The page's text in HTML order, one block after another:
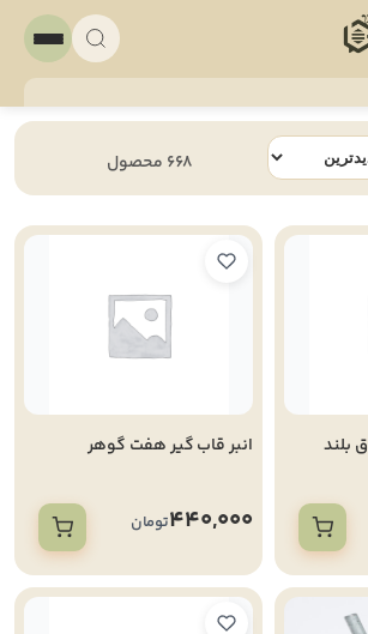
668 محصول
بلند انبر قاب گیر هفت گوهر
440,000تومان